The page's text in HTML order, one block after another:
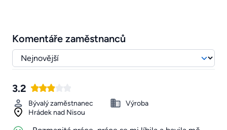
Komentáře zaměstnanců
3.2
Bývalý zaměstnanec
Výroba
Hrádek nad Nisou